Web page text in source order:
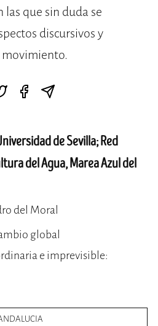
las que sin duda se
discursivos y
de Sevilla; Red
del Agua, Marea Azul del
del Moral
global
e imprevisible: